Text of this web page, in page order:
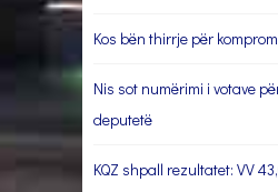
Kos bën thirrje për
Nis sot numërimi i votave
deputetë
KQZ shpall rezultatet: VV